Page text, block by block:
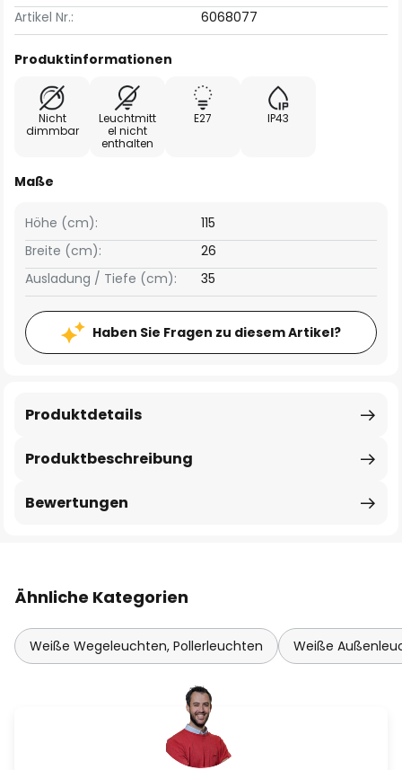
Artikel Nr.:
6068077
Produktinformationen
Nicht
dimmbar
Leuchtmitt
el nicht
enthalten
E27 IP43
Maße
Breite (cm): 26
Höhe (cm): 115
Ausladung / Tiefe (cm): 35
Haben Sie Fragen zu diesem Artikel?
Produktbeschreibung
Produktdetails
Bewertungen
Ähnliche Kategorien
Weiße Wegeleuchten, Pollerleuchten Weiße